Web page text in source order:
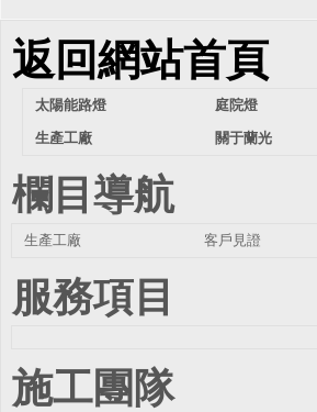
返回網站首頁
太陽能路燈 庭院燈
生產工廠
關于蘭光
欄目導航
生產工廠 客戶見證
服務項目
施工團隊